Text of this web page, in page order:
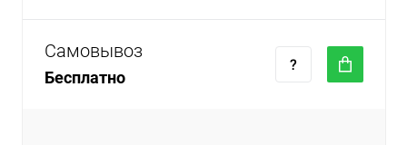
Самовывоз
Бесплатно